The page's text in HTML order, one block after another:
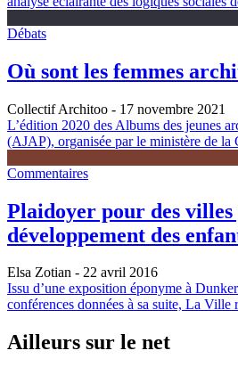
Débats
Où sont les femmes
Collectif Architoo - 17 novembre 2021
L’édition 2020 des Albums des jeunes
(AJAP), organisée par le ministère de la
Commentaires
Plaidoyer pour des villes
développement des
Elsa Zotian - 22 avril 2016
Issu d’une exposition éponyme à
conférences données à sa suite, La Ville
Ailleurs sur le net